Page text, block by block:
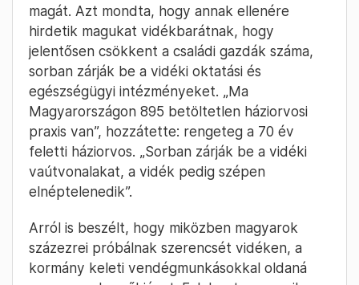
magát. Azt mondta, hogy annak ellenére
hirdetik magukat vidékbarátnak, hogy
jelentősen csökkent a családi gazdák száma,
sorban zárják be a vidéki oktatási és
egészségügyi intézményeket. „Ma
Magyarországon 895 betöltetlen háziorvosi
praxis van”, hozzátette: rengeteg a 70 év
feletti háziorvos. „Sorban zárják be a vidéki
vaútvonalakat, a vidék pedig szépen
elnéptelenedik”.
Arról is beszélt, hogy miközben magyarok
százezrei próbálnak szerencsét vidéken, a
kormány keleti vendégmunkásokkal oldaná